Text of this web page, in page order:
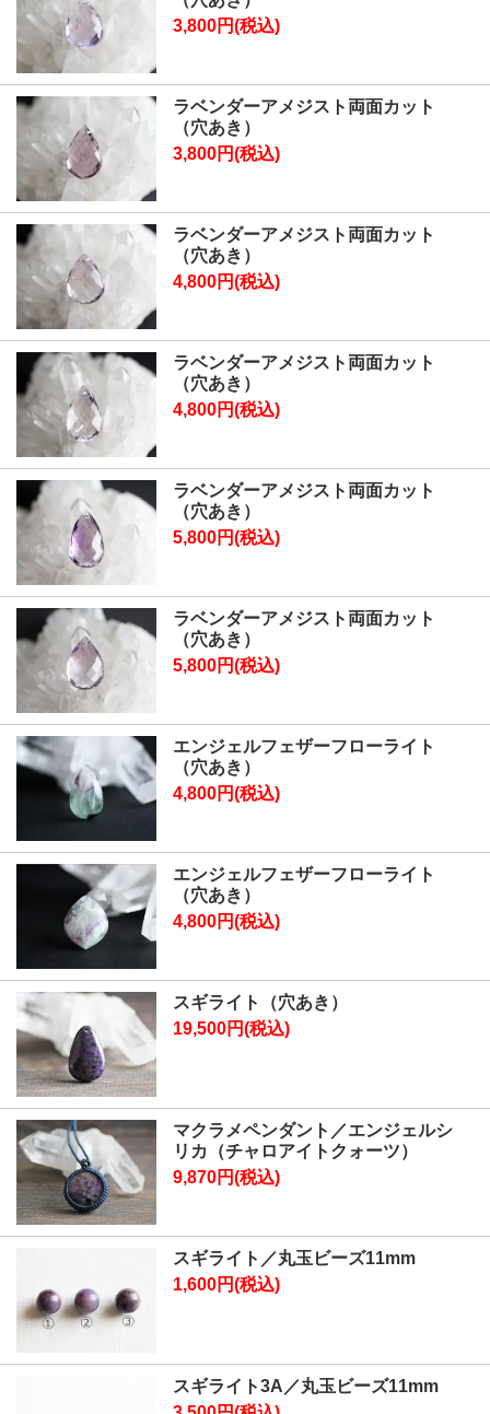
3,800円(税込)
ラベンダーアメジスト両面カット
（穴あき）
3,800円(税込)
ラベンダーアメジスト両面カット
（穴あき）
4,800円(税込)
ラベンダーアメジスト両面カット
（穴あき）
4,800円(税込)
ラベンダーアメジスト両面カット
（穴あき）
5,800円(税込)
ラベンダーアメジスト両面カット
（穴あき）
5,800円(税込)
エンジェルフェザーフローライト
（穴あき）
4,800円(税込)
エンジェルフェザーフローライト
（穴あき）
4,800円(税込)
スギライト（穴あき）
19,500円(税込)
マクラメペンダント／エンジェルシ
リカ（チャロアイトクォーツ）
9,870円(税込)
スギライト／丸玉ビーズ11mm
1,600円(税込)
スギライト3A／丸玉ビーズ11mm